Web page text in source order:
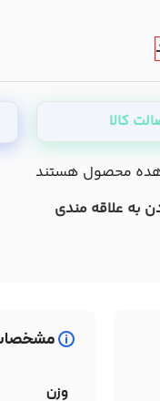
کالا
محصول هستند
به علاقه مندی
وزن